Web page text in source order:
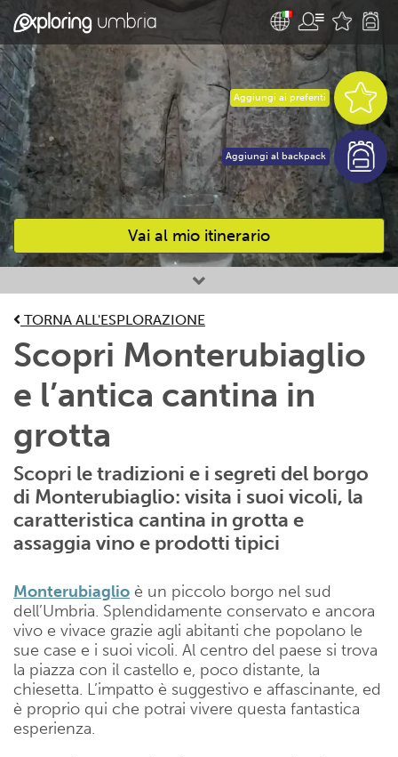
Vai al mio itinerario
Attività preferite
Aggiungi ai preferiti
Aggiungi al backpack
TORNA ALL'ESPLORAZIONE
Scopri Monterubiaglio
e l’antica cantina in
grotta
Scopri le tradizioni e i segreti del borgo
di Monterubiaglio: visita i suoi vicoli, la
caratteristica cantina in grotta e
assaggia vino e prodotti tipici
Monterubiaglio è un piccolo borgo nel sud
dell’Umbria. Splendidamente conservato e ancora
vivo e vivace grazie agli abitanti che popolano le
sue case e i suoi vicoli. Al centro del paese si trova
la piazza con il castello e, poco distante, la
chiesetta. L’impatto è suggestivo e affascinante, ed
è proprio qui che potrai vivere questa fantastica
esperienza.